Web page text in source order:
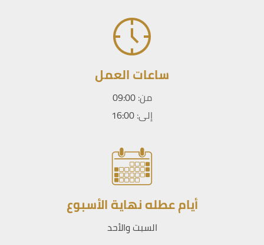
ساعات العمل
من:09:00
إلى:16:00
أيام عطله نهاية الأسبوع
السبت والأحد